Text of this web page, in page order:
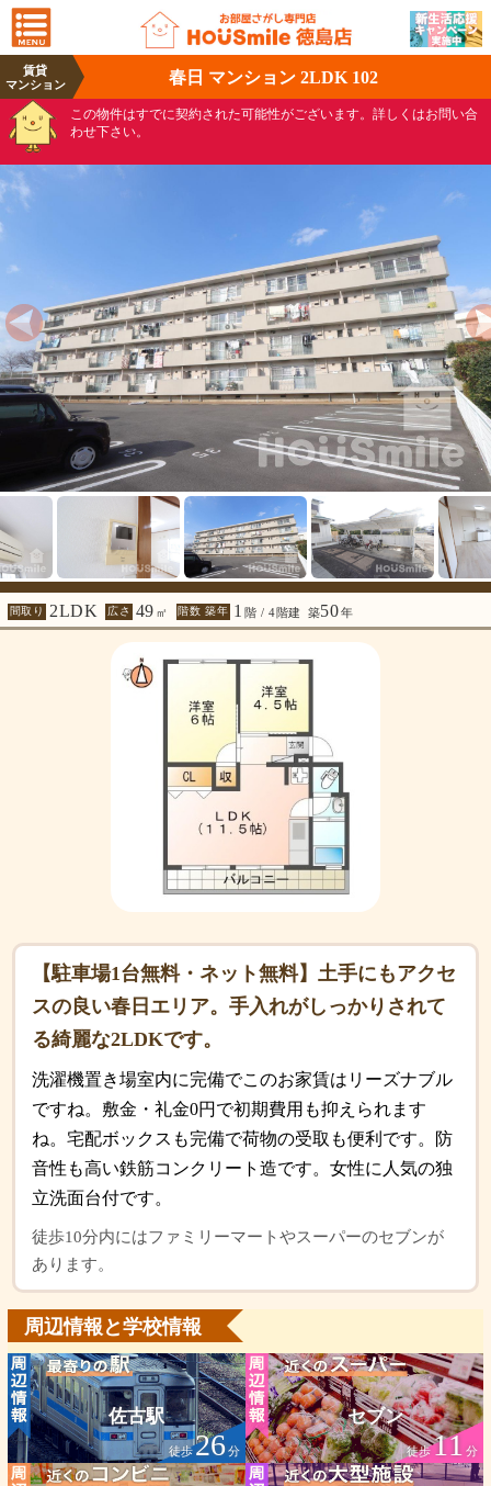
賃貸
マンション
春日 マンション 2LDK 102
この物件はすでに契約された可能性がございます。詳しくはお問い合
わせ下さい。
間取り 2LDK 広さ 49 ㎡ 階数 築年 1 階 / 4階建 築50年
【駐車場1台無料・ネット無料】土手にもアクセ
スの良い春日エリア。手入れがしっかりされて
る綺麗な2LDKです。
洗濯機置き場室内に完備でこのお家賃はリーズナブル
ですね。敷金・礼金0円で初期費用も抑えられます
ね。宅配ボックスも完備で荷物の受取も便利です。防
音性も高い鉄筋コンクリート造です。女性に人気の独
立洗面台付です。
徒歩10分内にはファミリーマートやスーパーのセブンが
あります。
周辺情報と学校情報
佐古駅
徒歩26分
セブン
徒歩11 分